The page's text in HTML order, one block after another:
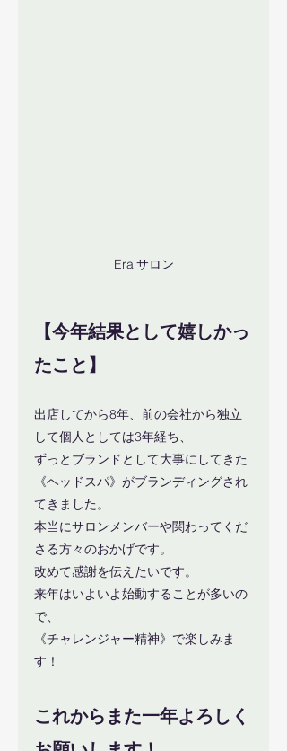
Eralサロン
【今年結果として嬉しかっ
たこと】
出店してから8年、前の会社から独立
して個人としては3年経ち、
ずっとブランドとして大事にしてきた
《ヘッドスパ》がブランディングされ
てきました。
本当にサロンメンバーや関わってくだ
さる方々のおかげです。
改めて感謝を伝えたいです。
来年はいよいよ始動することが多いの
で、
《チャレンジャー精神》で楽しみま
す！
これからまた一年よろしく